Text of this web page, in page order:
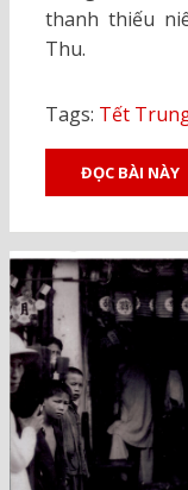
thanh thiếu
Thu.
Tags: Tết
ĐỌC BÀI NÀY